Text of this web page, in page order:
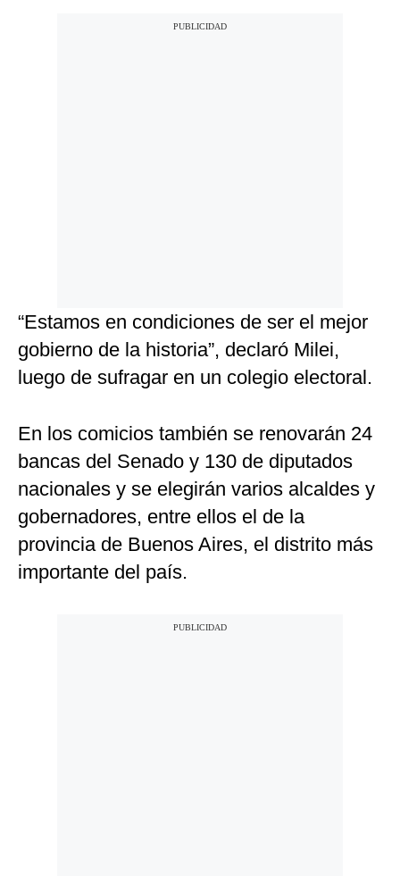
“Estamos en condiciones de ser el mejor
gobierno de la historia”, declaró Milei,
luego de sufragar en un colegio electoral.
En los comicios también se renovarán 24
bancas del Senado y 130 de diputados
nacionales y se elegirán varios alcaldes y
gobernadores, entre ellos el de la
provincia de Buenos Aires, el distrito más
importante del país.